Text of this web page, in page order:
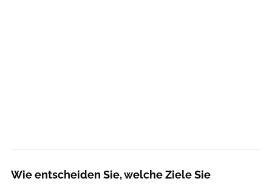
Wie entscheiden Sie, welche Ziele Sie